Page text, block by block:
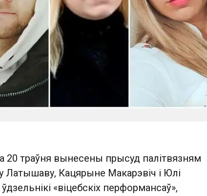
20 траўня вынесены прысуд палітвязням
Латышаву, Кацярыне Макарэвіч і Юлі
«віцебскіх перформансаў»,